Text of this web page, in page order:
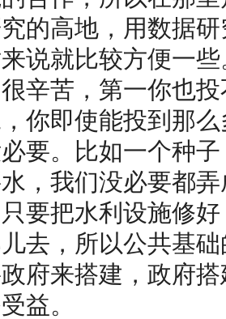
的高地，用数据
说就比较方便一
辛苦，第一你也
你即使能投到那
要。比如一个种
，我们没必要都
要把水利设施修
去，所以公共基
府来搭建，政府
益。